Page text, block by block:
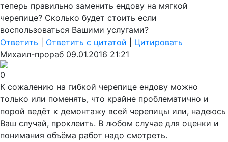
теперь правильно заменить ендову на мягкой
черепице? Сколько будет стоить если
воспользоваться Вашими услугами?
Ответить
Ответить с цитатой
Цитировать
Михаил-прораб 09.01.2016 21:21
0
К сожалению на гибкой черепице ендову можно
только или поменять, что крайне проблематично и
порой ведёт к демонтажу всей черепицы или, надеюсь
Ваш случай, проклеить. В любом случае для оценки и
понимания объёма работ надо смотреть.